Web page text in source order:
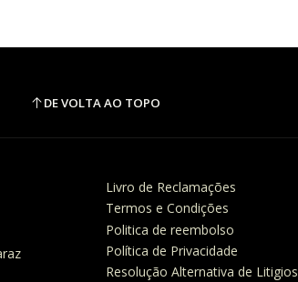
DE VOLTA AO TOPO
Livro de Reclamações
Termos e Condições
Politica de reembolso
Política de Privacidade
Resolução Alternativa de Litigios